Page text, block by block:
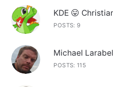
KDE 😛
POSTS: 9
Michael
POSTS: 115